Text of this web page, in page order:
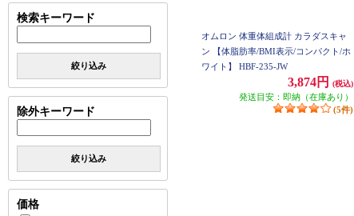
検索キーワード
絞り込み
除外キーワード
絞り込み
価格
オムロン 体重体組成計 カラダスキャ
ン 【体脂肪率/BMI表示/コンパクト/ホ
ワイト】 HBF-235-JW
3,874円 (税込)
発送目安：即納（在庫あり）
(5件)